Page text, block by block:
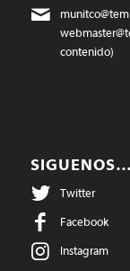
contenido)
SIGUENOS…
Twitter
Facebook
Instagram